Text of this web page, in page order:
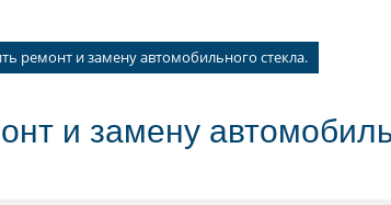
ремонт и замену автомобильного стекла.
и замену